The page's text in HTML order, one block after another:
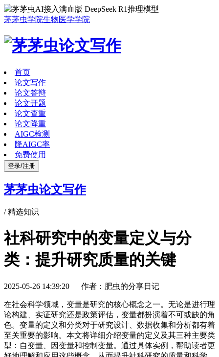
茅茅虫AI接入满血版 DeepSeek R1推理模型
茅茅虫学院生物医学学院
首页
论文写作
论文答辩
论文开题
论文查重
论文降重
AIGC检测
降AIGC率
免费使用
登录/注册
茅茅虫论文写作
/精选知识
社科研究中的变量定义与分
类：提升研究质量的关键
2025-05-26 14:39:20 作者：肥虫的分享日记
在社会科学领域，变量是研究的核心概念之一。无论是进行理
论构建、实证研究还是政策评估，变量都扮演着不可或缺的角
色。变量的定义和分类对于研究设计、数据收集和分析都有着
至关重要的影响。本文将详细介绍变量的定义及其三种主要类
型：自变量、因变量和控制变量。通过具体实例，帮助读者更